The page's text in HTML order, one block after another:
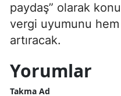
paydaş” olarak
vergi uyumunu
artıracak.
Yorumlar
Takma Ad